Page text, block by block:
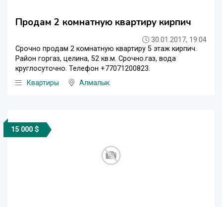
Продам 2 комнатную квартиру кирпич
30.01.2017, 19:04
Срочно продам 2 комнатную квартиру 5 этаж кирпич.
Район горгаз, целина, 52 кв.м. Срочно.газ, вода
круглосуточно. Телефон +77071200823.
Квартиры
Алмалык
15 000 $